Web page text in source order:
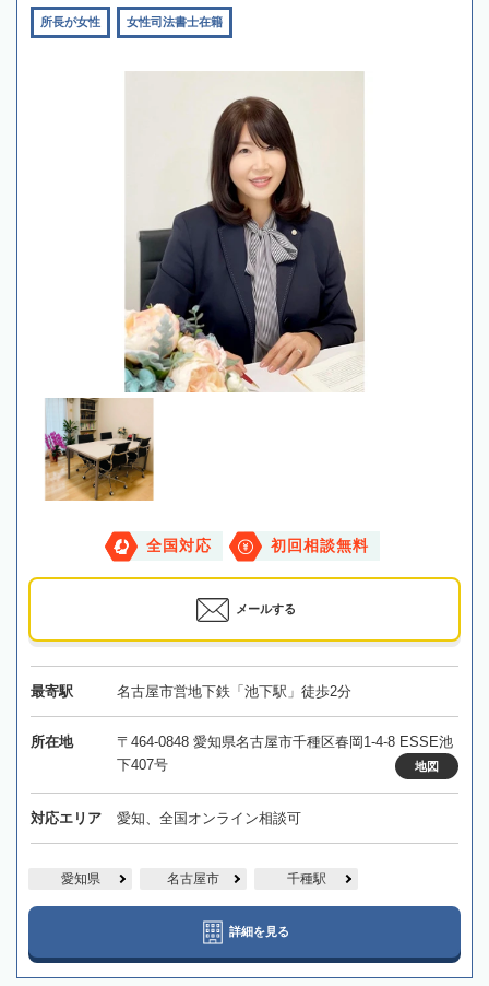
所長が女性 女性司法書士在籍
全国対応 初回相談無料
メールする
最寄駅 名古屋市営地下鉄「池下駅」徒歩2分
所在地
〒464-0848 愛知県名古屋市千種区春岡1-4-8 ESSE池
下407号
地図
対応エリア 愛知、全国オンライン相談可
愛知県 名古屋市 千種駅
詳細を見る